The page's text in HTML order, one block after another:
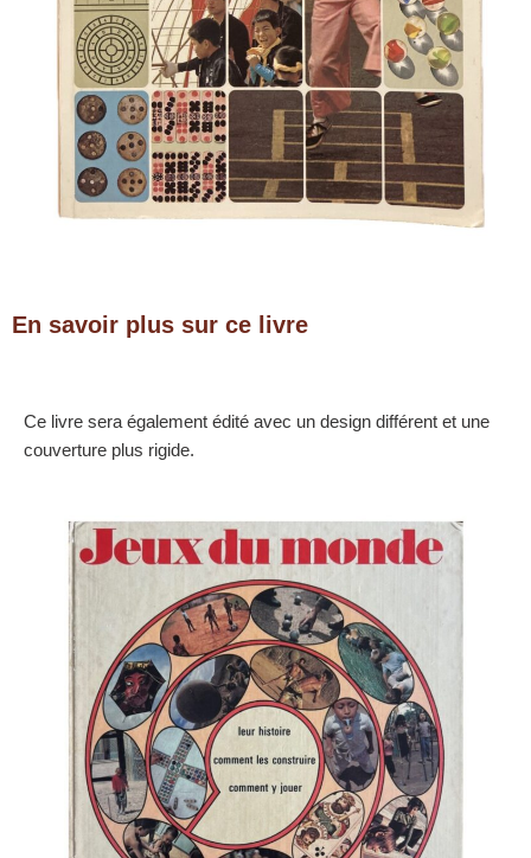
En savoir plus sur ce livre
Ce livre sera également édité avec un design différent et une
couverture plus rigide.